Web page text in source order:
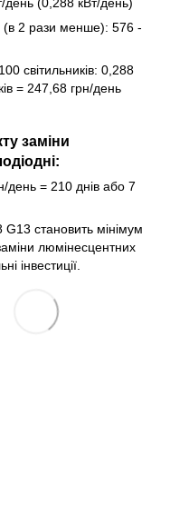
(в 2 рази менше): 576 -
світильників: 0,288
= 247,68 грн/день
заміни
день = 210 днів або 7
становить мінімум
люмінесцентних
інвестиції.